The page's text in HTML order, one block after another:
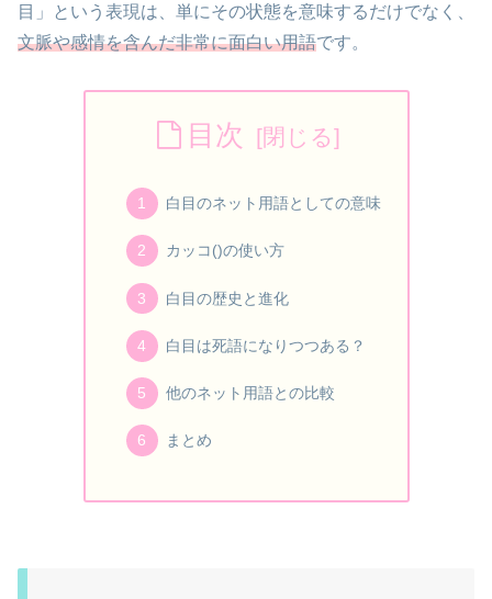
目」という表現は、単にその状態を意味するだけでなく、
文脈や感情を含んだ非常に面白い用語です。
目次
白目のネット用語としての意味
カッコ()の使い方
白目の歴史と進化
白目は死語になりつつある？
他のネット用語との比較
まとめ